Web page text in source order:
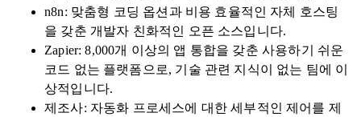
n8n: 맞춤형 코딩 옵션과 비용 효율적인 자체 호스팅
을 갖춘 개발자 친화적인 오픈 소스입니다.
Zapier: 8,000개 이상의 앱 통합을 갖춘 사용하기 쉬운
코드 없는 플랫폼으로, 기술 관련 지식이 없는 팀에 이
상적입니다.
제조사: 자동화 프로세스에 대한 세부적인 제어를 제